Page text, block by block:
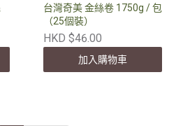
台灣奇美 金絲卷 1750g / 包
（25個裝）
HKD $46.00
加入購物車